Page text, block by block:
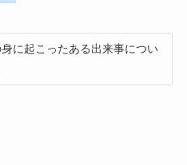
に起こったある出来事につい